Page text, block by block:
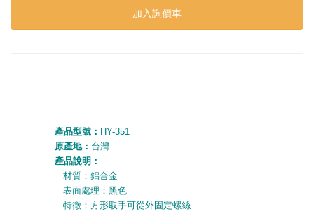
加入詢價車
產品型號： HY-351
原產地： 台灣
產品說明：
材質：鋁合金
表面處理：黑色
特徵：方形取手可從外固定螺絲